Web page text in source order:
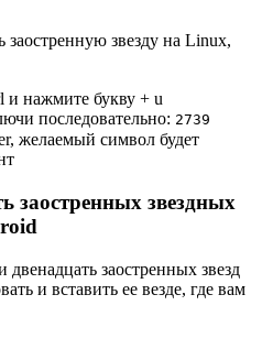
звезду на Linux,
и нажмите букву + u
последовательно: 2739
желаемый символ будет
заостренных звездных
заостренных звезд
и вставить ее везде, где вам